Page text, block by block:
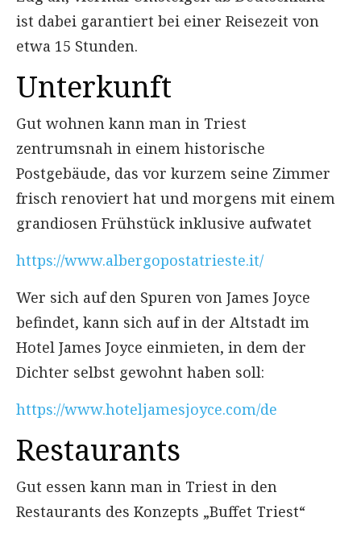
ist dabei garantiert bei einer Reisezeit von
etwa 15 Stunden.
Unterkunft
Gut wohnen kann man in Triest
zentrumsnah in einem historische
Postgebäude, das vor kurzem seine Zimmer
frisch renoviert hat und morgens mit einem
grandiosen Frühstück inklusive aufwatet
https://www.albergopostatrieste.it/
Wer sich auf den Spuren von James Joyce
befindet, kann sich auf in der Altstadt im
Hotel James Joyce einmieten, in dem der
Dichter selbst gewohnt haben soll:
https://www.hoteljamesjoyce.com/de
Restaurants
Gut essen kann man in Triest in den
Restaurants des Konzepts „Buffet Triest“